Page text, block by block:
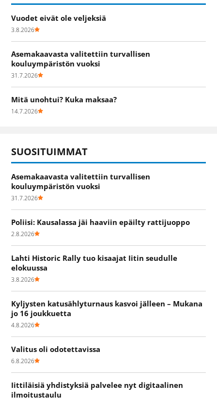
Vuodet eivät ole veljeksiä
3.8.2026
Asemakaavasta valitettiin turvallisen
kouluympäristön vuoksi
31.7.2026
Mitä unohtui? Kuka maksaa?
14.7.2026
SUOSITUIMMAT
Asemakaavasta valitettiin turvallisen
kouluympäristön vuoksi
31.7.2026
Poliisi: Kausalassa jäi haaviin epäilty rattijuoppo
2.8.2026
Lahti Historic Rally tuo kisaajat Iitin seudulle
elokuussa
3.8.2026
Kyljysten katusählyturnaus kasvoi jälleen – Mukana
jo 16 joukkuetta
4.8.2026
Valitus oli odotettavissa
6.8.2026
Iittiläisiä yhdistyksiä palvelee nyt digitaalinen
ilmoitustaulu